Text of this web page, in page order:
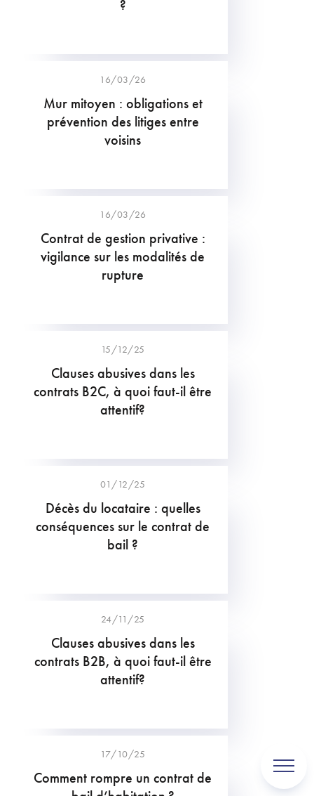
?
16/03/26
Mur mitoyen : obligations et
prévention des litiges entre
voisins
16/03/26
Contrat de gestion privative :
vigilance sur les modalités de
rupture
15/12/25
Clauses abusives dans les
contrats B2C, à quoi faut-il être
attentif?
01/12/25
Décès du locataire : quelles
conséquences sur le contrat de
bail ?
24/11/25
Clauses abusives dans les
contrats B2B, à quoi faut-il être
attentif?
17/10/25
Comment rompre un contrat de